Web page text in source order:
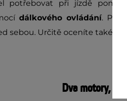
potřebovat při jízdě
dálkového ovládání. Při
sebou. Určitě oceníte také
Dva motory,